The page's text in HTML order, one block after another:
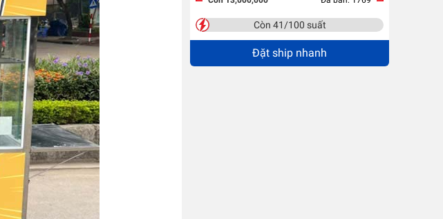
Còn 41/100 suất
Đặt ship nhanh